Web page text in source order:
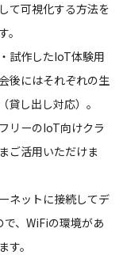
て可視化する方法を
試作したIoT体験用
後にはそれぞれの生
し出し対応）。
リーのIoT向けクラ
ご活用いただけま
ネットに接続してデ
、WiFiの環境があ
。